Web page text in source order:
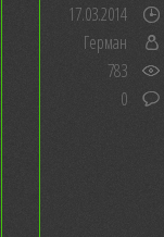
17.03.2014
Герман
783
0